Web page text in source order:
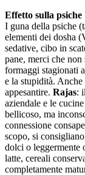
Effetto sulla psiche
I guna della psiche
elementi dei dosha
sedative, cibo in
pane, merci che non
formaggi stagionati
e la stupidità.
appesantire. Rajas:
aziendale e le
bellicoso, ma
connessione
scopo, si
dolci o leggermente
latte, cereali
completamente